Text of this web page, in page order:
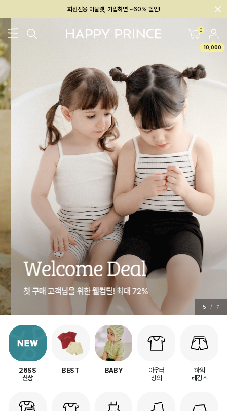
회원전용 아울렛, 가입하면 ~60% 할인!
0
10,000
26SS 신상
5 / 7
26SS
신상
BEST BABY
아우터
상의
하의
레깅스